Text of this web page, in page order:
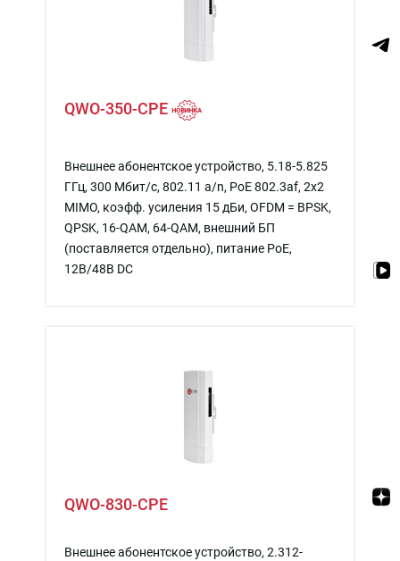
QWO-350-CPE
Внешнее абонентское устройство, 5.18-5.825
ГГц, 300 Мбит/c, 802.11 a/n, PoE 802.3af, 2x2
MIMO, коэфф. усиления 15 дБи, OFDM = BPSK,
QPSK, 16-QAM, 64-QAM, внешний БП
(поставляется отдельно), питание PoE,
12В/48В DC
QWO-830-CPE
Внешнее абонентское устройство, 2.312-